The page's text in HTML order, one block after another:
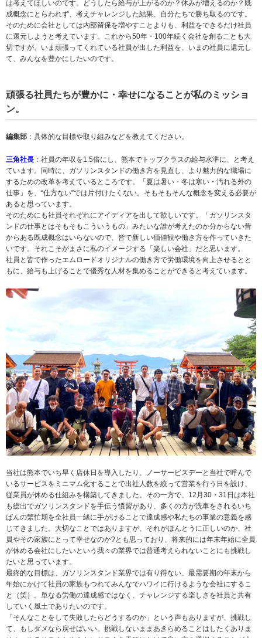
は考えてほしいのです。どうしたら給与が上がるのか？休みが増えるのか？既
成概念にとらわれず、考えチャレンジした結果、自分たちで勝ち取るのです。
そのために会社としては内部留保を増やすことよりも、利益をできるだけ社員
に還元しようと考えています。これから50年・100年続く会社を創ることも大
切ですが、いま頑張ってくれている社員が出した利益を、いまの社員に還元し
て、みんなを豊かにしたいのです。
頑張る社員たちが豊かに・幸せになることが私のミッショ
ン。
編集部 ：具体的な目標や取り組みなどを教えてください。
三角社長 ：社員の年収を1.5倍にし、熊本でトップクラスの給与水準に、と考え
ています。同時に、ガソリンスタンドの働き方を見直し、より魅力的な職場に
するための改革を考えているところです。「夏は暑い・冬は寒い・汚れる外の
仕事」を、“仕方ない”では片付けたくない。そもそもそんな概念を変える必要が
あると思っています。
そのためにも社員それぞれにアイディアを出して欲しいです。「ガソリンスタ
ンドの仕事とはそもそもこういうもの」みたいな誰が考えたのか分からない昔
からある既成概念はいらないので、皆で新しい価値観や働き方を作っていきた
いです。それこそがまさに私のイメージする「楽しい会社」だと思います。
社員と皆で作ったエムロードオリジナルの働き方で労働環境を向上させるとと
もに、給与も上げることで優秀な人材を集めることができると考えています。
当社は熊本でいち早く店休日を導入したり、ノーサービスデーと当社で呼んで
いるサービスをミニマム化することで出社人数を絞って営業を行う日を設け、
従業員が休める仕組みを構築してきました。その一方で、12月30・31日は本社
も総出でガソリンスタンドを手伝う慣習があり、多くの方が洗車をされるいち
ばんの繁忙期を全社員一緒に手がけることで達成感や私たちの事業の意義を感
じてきました。大切なことではありますが、それがほんとうに正しいのか、社
員やその家族にとって幸せなのか?とも思っており、将来的には年末年始に全員
が休める会社にしたいという我々の業界では普通考えられないことにも挑戦し
たいと思っています。
最終的な目標は、ガソリンスタンド業界では有り得ない、最需要期の年末から
年始にかけて社員の家族もつれてみんなでハワイに行けるような会社にするこ
と（笑）。単なる労働の達成感ではなく、チャレンジする楽しさを社員と共有
していく風土でありたいのです。
「そんなことをして失敗したらどうするのか」という声もありますが、挑戦し
て、もしダメなら戻せばいい。挑戦しないままあきらめることはしたくありま